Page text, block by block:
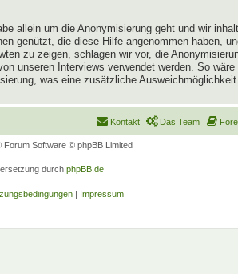
allein um die Anonymisierung geht und wir
genützt, die diese Hilfe angenommen haben,
zu zeigen, schlagen wir vor, die
unseren Interviews verwendet werden. So
was eine zusätzliche Ausweichmöglichkeit
Das Team
Kontakt
Forum Software © phpBB Limited
durch phpBB.de
| Impressum